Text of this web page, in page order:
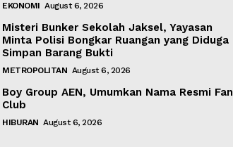
EKONOMI August 6, 2026
Misteri Bunker Sekolah Jaksel, Yayasan
Minta Polisi Bongkar Ruangan yang Diduga
Simpan Barang Bukti
METROPOLITAN August 6, 2026
Boy Group AEN, Umumkan Nama Resmi Fan
Club
HIBURAN August 6, 2026